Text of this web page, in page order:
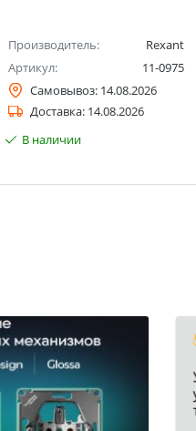
Производитель:
Rexant
Артикул:
11-0975
Самовывоз: 14.08.2026
Доставка: 14.08.2026
В наличии